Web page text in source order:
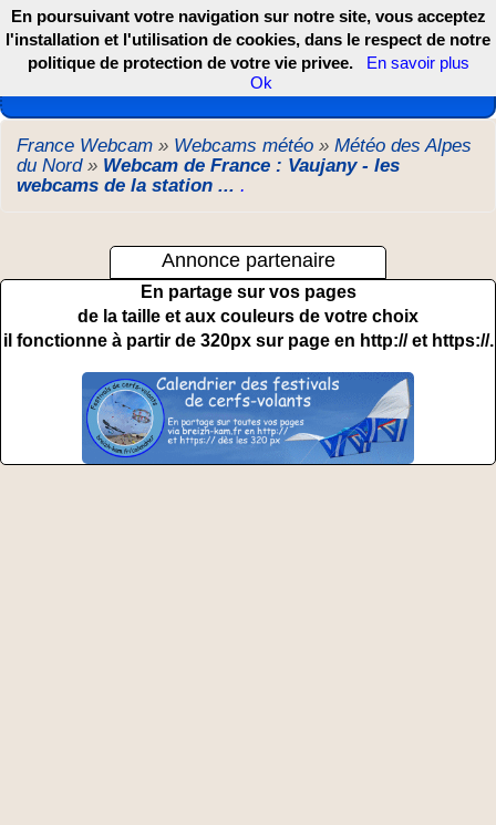
Les webcams de France, DOM TOM et COM
France Webcam » Webcams météo » Météo des Alpes
du Nord» Webcam de France : Vaujany - les
webcams de la station ... .
Annonce partenaire
En partage sur vos pages
de la taille et aux couleurs de votre choix
il fonctionne à partir de 320px sur page en http:// et https://.
En poursuivant votre navigation sur notre site, vous acceptez
l'installation et l'utilisation de cookies, dans le respect de notre
politique de protection de votre vie privee.
En savoir plus
Ok